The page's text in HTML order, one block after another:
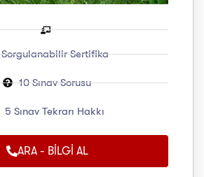
Sorgulanabilir Sertifika
10 Sınav Sorusu
5 Sınav Tekrarı Hakkı
ARA - BİLGİ AL